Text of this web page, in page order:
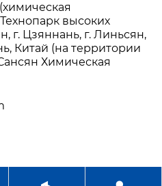
высоких
г. Цзяннань, г. Линьсян,
Китай (на территории
Химическая